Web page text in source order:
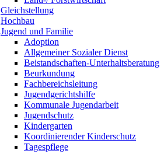
Gleichstellung
Hochbau
Jugend und Familie
Adoption
Allgemeiner Sozialer Dienst
Beistandschaften-Unterhaltsberatung
Beurkundung
Fachbereichsleitung
Jugendgerichtshilfe
Kommunale Jugendarbeit
Jugendschutz
Kindergarten
Koordinierender Kinderschutz
Tagespflege